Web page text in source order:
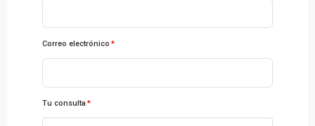
Correo electrónico
Tu consulta